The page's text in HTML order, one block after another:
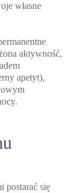
własne
aktywność,
apetyt),
postarać się